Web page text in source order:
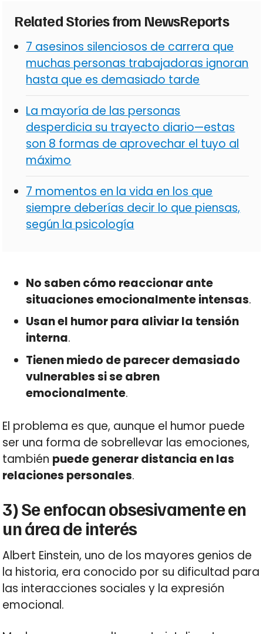
Related Stories from NewsReports
7 asesinos silenciosos de carrera que
muchas personas trabajadoras ignoran
hasta que es demasiado tarde
La mayoría de las personas
desperdicia su trayecto diario—estas
son 8 formas de aprovechar el tuyo al
máximo
7 momentos en la vida en los que
siempre deberías decir lo que piensas,
según la psicología
No saben cómo reaccionar ante
situaciones emocionalmente intensas.
Usan el humor para aliviar la tensión
interna.
Tienen miedo de parecer demasiado
vulnerables si se abren
emocionalmente.
El problema es que, aunque el humor puede
ser una forma de sobrellevar las emociones,
también puede generar distancia en las
relaciones personales.
3) Se enfocan obsesivamente en
un área de interés
Albert Einstein, uno de los mayores genios de
la historia, era conocido por su dificultad para
las interacciones sociales y la expresión
emocional.